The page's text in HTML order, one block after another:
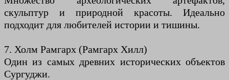
скульптур и природной красоты. Идеально
подходит для любителей истории и тишины.
7. Холм Рамгарх (Рамгарх Хилл)
Один из самых древних исторических объектов
Сургуджи.